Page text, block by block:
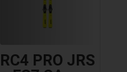
RC4 PRO JRS